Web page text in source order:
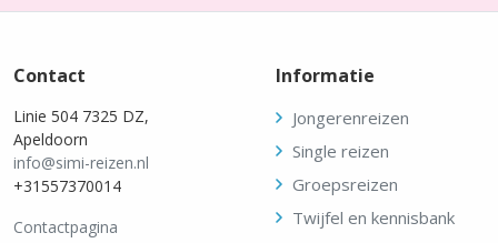
Contact
Linie 504 7325 DZ,
Apeldoorn
info@simi-reizen.nl
+31557370014
Contactpagina
Informatie
Jongerenreizen
Single reizen
Groepsreizen
Twijfel en kennisbank